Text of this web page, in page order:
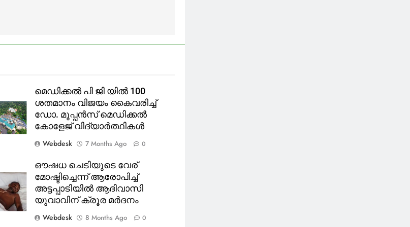
മെഡിക്കൽ പി ജി യിൽ 100
ശതമാനം വിജയം കൈവരിച്ച്
ഡോ. മൂപ്പൻസ് മെഡിക്കൽ
കോളേജ് വിദ്യാർത്ഥികൾ
Webdesk
7 Months Ago 0
ഔഷധ ചെടിയുടെ വേര്
മോഷ്ടിച്ചെന്ന് ആരോപിച്ച്
അട്ടപ്പാടിയിൽ ആദിവാസി
യുവാവിന് ക്രൂര മർദനം
Webdesk
8 Months Ago 0